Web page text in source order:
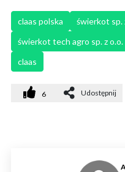
claas polska świerkot sp.
świerkot tech agro sp. z o.o.
claas
6 Udostępnij